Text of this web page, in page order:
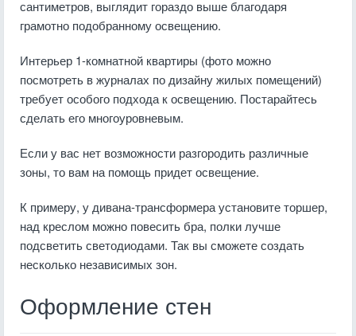
сантиметров, выглядит гораздо выше благодаря
грамотно подобранному освещению.
Интерьер 1-комнатной квартиры (фото можно
посмотреть в журналах по дизайну жилых помещений)
требует особого подхода к освещению. Постарайтесь
сделать его многоуровневым.
Если у вас нет возможности разгородить различные
зоны, то вам на помощь придет освещение.
К примеру, у дивана-трансформера установите торшер,
над креслом можно повесить бра, полки лучше
подсветить светодиодами. Так вы сможете создать
несколько независимых зон.
Оформление стен